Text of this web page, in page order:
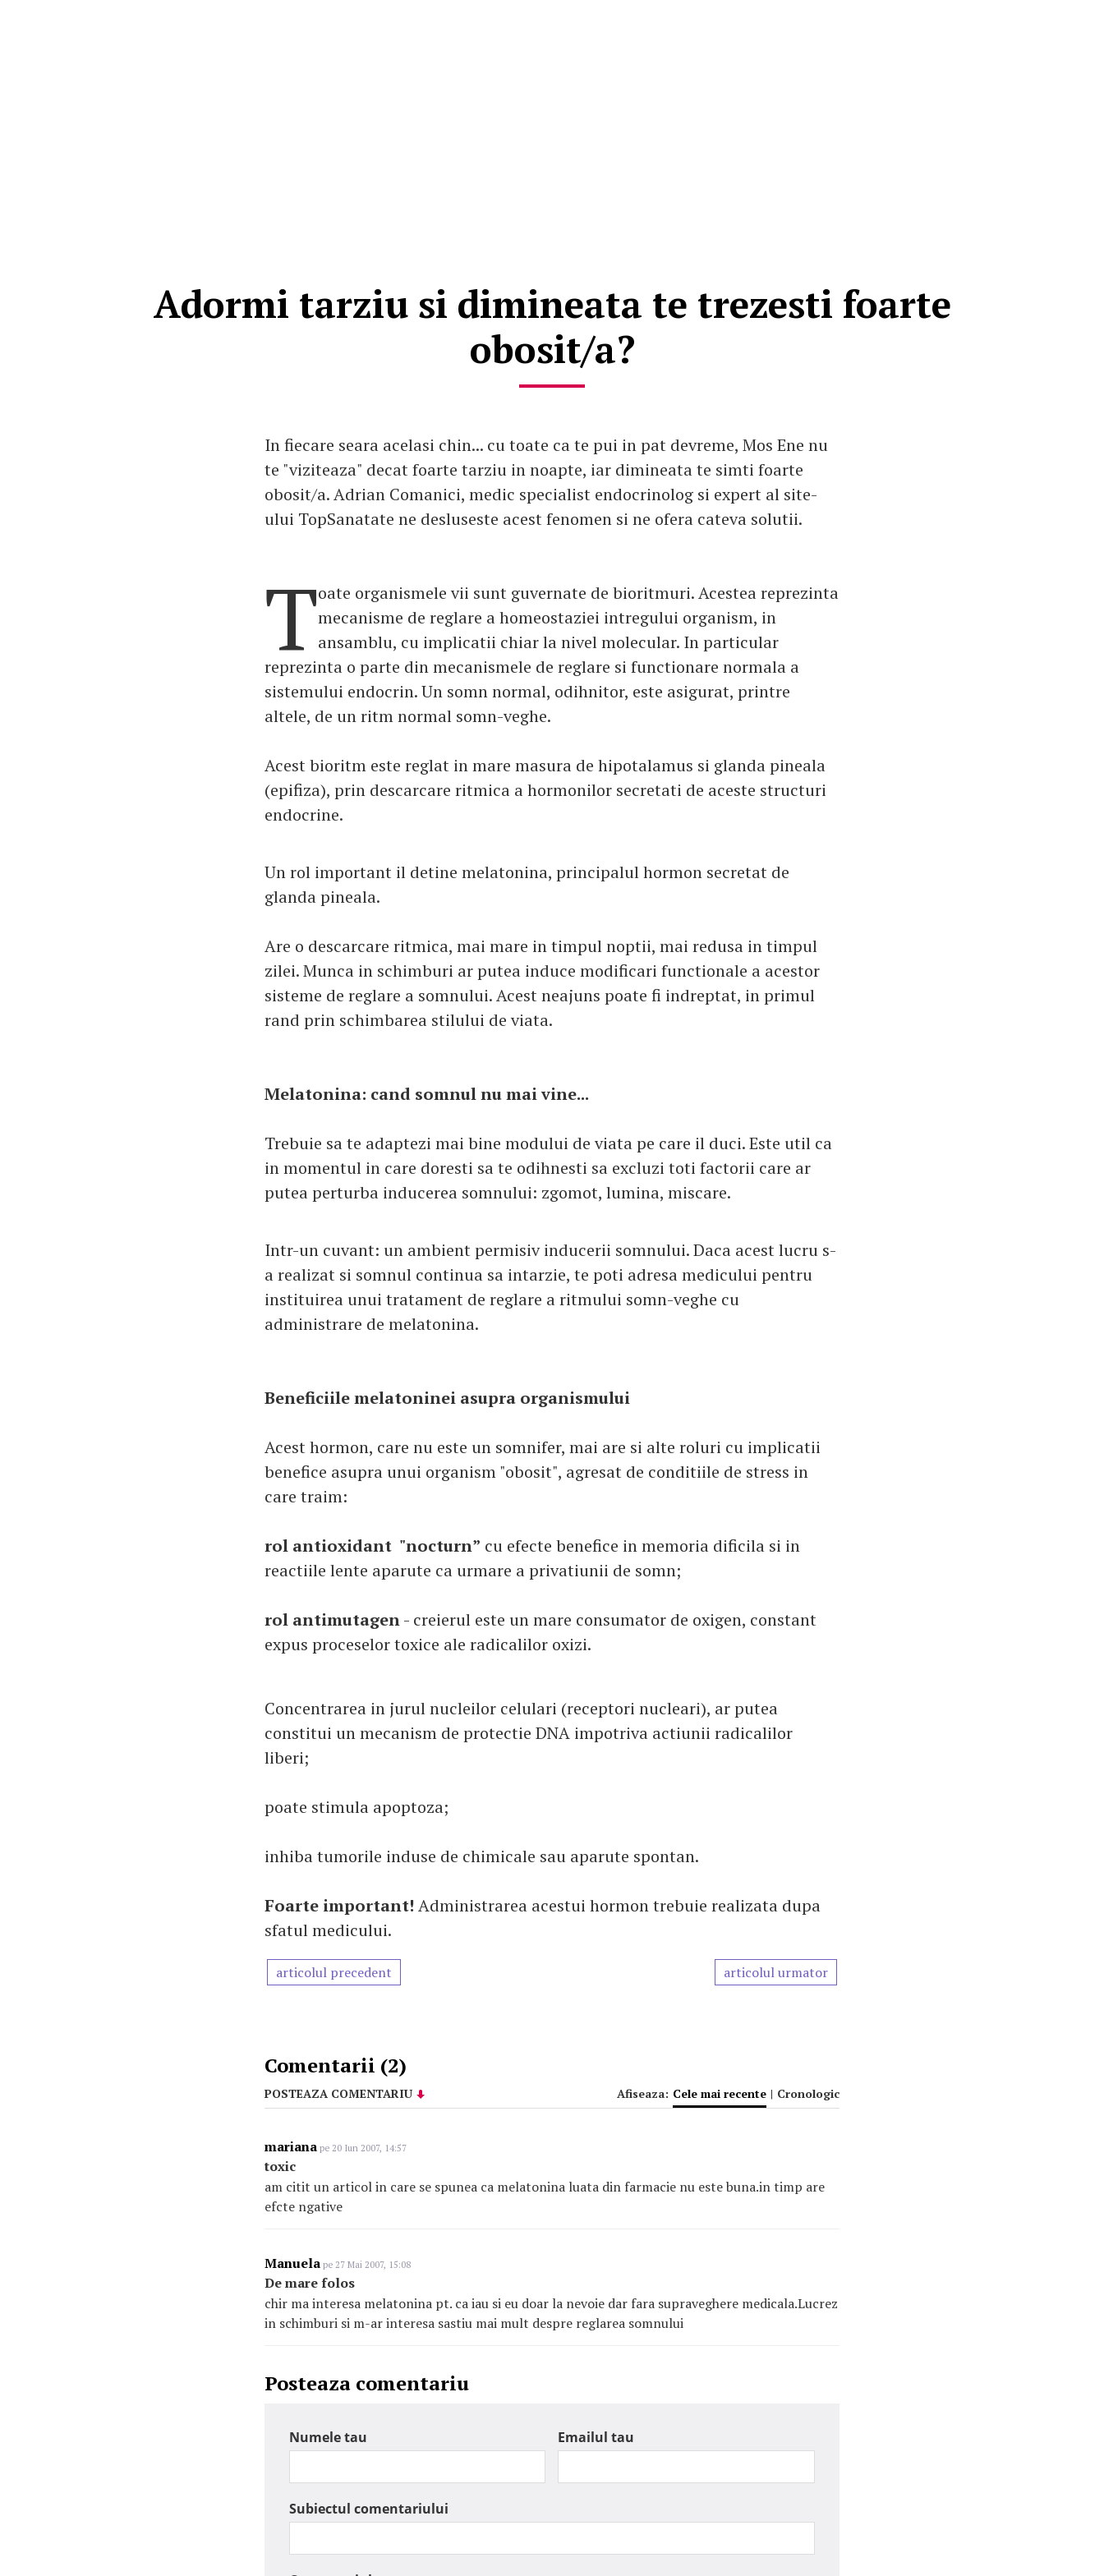
Adormi tarziu si dimineata te trezesti foarte
obosit/a?
In fiecare seara acelasi chin... cu toate ca te pui in pat devreme, Mos Ene nu
te "viziteaza" decat foarte tarziu in noapte, iar dimineata te simti foarte
obosit/a. Adrian Comanici, medic specialist endocrinolog si expert al site-
ului TopSanatate ne desluseste acest fenomen si ne ofera cateva solutii.
Toate organismele vii sunt guvernate de bioritmuri. Acestea reprezinta
mecanisme de reglare a homeostaziei intregului organism, in
ansamblu, cu implicatii chiar la nivel molecular. In particular
reprezinta o parte din mecanismele de reglare si functionare normala a
sistemului endocrin. Un somn normal, odihnitor, este asigurat, printre
altele, de un ritm normal somn-veghe.
Acest bioritm este reglat in mare masura de hipotalamus si glanda pineala
(epifiza), prin descarcare ritmica a hormonilor secretati de aceste structuri
endocrine.
Un rol important il detine melatonina, principalul hormon secretat de
glanda pineala.
Are o descarcare ritmica, mai mare in timpul noptii, mai redusa in timpul
zilei. Munca in schimburi ar putea induce modificari functionale a acestor
sisteme de reglare a somnului. Acest neajuns poate fi indreptat, in primul
rand prin schimbarea stilului de viata.
Melatonina: cand somnul nu mai vine...
Trebuie sa te adaptezi mai bine modului de viata pe care il duci. Este util ca
in momentul in care doresti sa te odihnesti sa excluzi toti factorii care ar
putea perturba inducerea somnului: zgomot, lumina, miscare.
Intr-un cuvant: un ambient permisiv inducerii somnului. Daca acest lucru s-
a realizat si somnul continua sa intarzie, te poti adresa medicului pentru
instituirea unui tratament de reglare a ritmului somn-veghe cu
administrare de melatonina.
Beneficiile melatoninei asupra organismului
Acest hormon, care nu este un somnifer, mai are si alte roluri cu implicatii
benefice asupra unui organism "obosit", agresat de conditiile de stress in
care traim:
rol antioxidant "nocturn” cu efecte benefice in memoria dificila si in
reactiile lente aparute ca urmare a privatiunii de somn;
rol antimutagen- creierul este un mare consumator de oxigen, constant
expus proceselor toxice ale radicalilor oxizi.
Concentrarea in jurul nucleilor celulari (receptori nucleari), ar putea
constitui un mecanism de protectie DNA impotriva actiunii radicalilor
liberi;
poate stimula apoptoza;
inhiba tumorile induse de chimicale sau aparute spontan.
Foarte important! Administrarea acestui hormon trebuie realizata dupa
sfatul medicului.
articolul precedent articolul urmator
Comentarii (2)
POSTEAZA COMENTARIU Afiseaza: Cele mai recente | Cronologic
mariana pe 20 Iun 2007, 14:57
toxic
am citit un articol in care se spunea ca melatonina luata din farmacie nu este buna.in timp are
efcte ngative
Manuela pe 27 Mai 2007, 15:08
De mare folos
chir ma interesa melatonina pt. ca iau si eu doar la nevoie dar fara supraveghere medicala.Lucrez
in schimburi si m-ar interesa sastiu mai mult despre reglarea somnului
Posteaza comentariu
Numele tau Emailul tau
Subiectul comentariului